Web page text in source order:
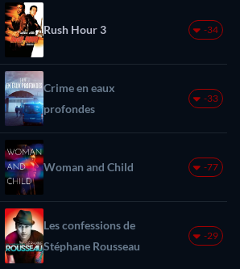
Rush Hour 3 -34
Crime en eaux
profondes
-33
Woman and Child -77
Les confessions de
Stéphane Rousseau
-29